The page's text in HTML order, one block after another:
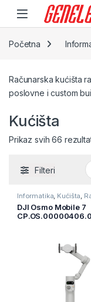
Skip to navigation
Skip to content
Početna
Računarska kućišta
poslovne i custom
Kućišta
Prikaz svih 66
Filteri
Informatika, Kućišta,
Komponente
DJI Osmo Mobile 7